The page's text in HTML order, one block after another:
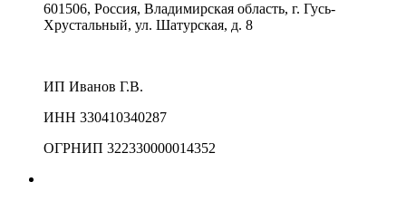
601506, Россия, Владимирская область, г. Гусь-
Хрустальный, ул. Шатурская, д. 8
ИП Иванов Г.В.
ИНН 330410340287
ОГРНИП 322330000014352